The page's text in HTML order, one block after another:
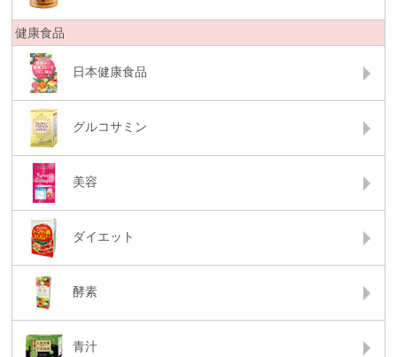
健康食品
日本健康食品
グルコサミン
美容
ダイエット
酵素
青汁